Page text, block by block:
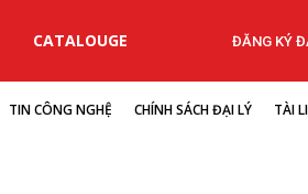
CATALOUGE ĐĂNG KÝ
TIN CÔNG NGHỆ CHÍNH SÁCH ĐẠI LÝ TÀI